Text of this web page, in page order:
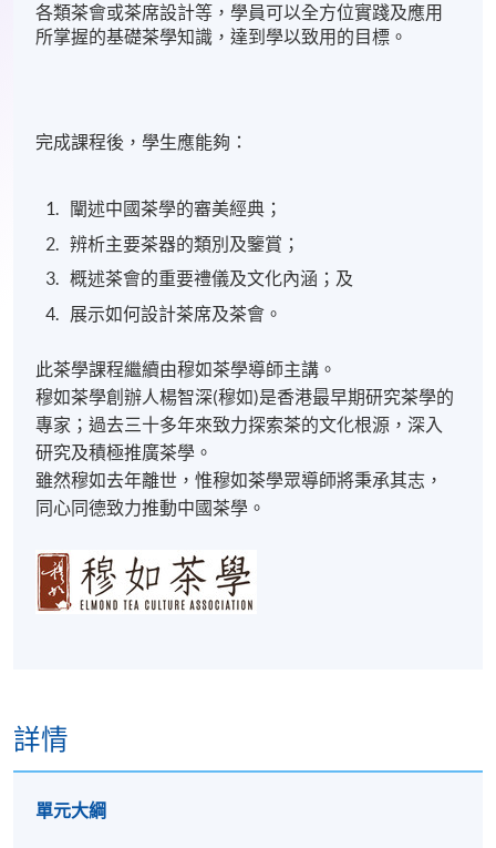
各類茶會或茶席設計等，學員可以全方位實踐及應用
所掌握的基礎茶學知識，達到學以致用的目標。
完成課程後，學生應能夠：
闡述中國茶學的審美經典；
辨析主要茶器的類別及鑒賞；
概述茶會的重要禮儀及文化內涵；及
展示如何設計茶席及茶會。
此茶學課程繼續由穆如茶學導師主講。
穆如茶學創辦人楊智深(穆如)是香港最早期研究茶學的
專家；過去三十多年來致力探索茶的文化根源，深入
研究及積極推廣茶學。
​雖然穆如去年離世，惟穆如茶學眾導師將秉承其志，
同心同德致力推動中國茶學。
詳情
單元大綱